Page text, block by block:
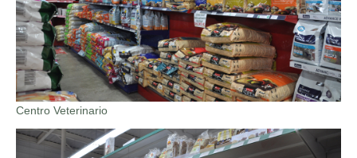
Centro Veterinario